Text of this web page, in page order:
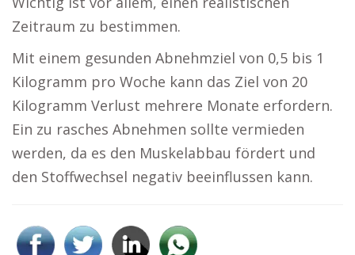
Zeitraum zu bestimmen.
Mit einem gesunden Abnehmziel von 0,5 bis 1
Kilogramm pro Woche kann das Ziel von 20
Kilogramm Verlust mehrere Monate erfordern.
Ein zu rasches Abnehmen sollte vermieden
werden, da es den Muskelabbau fördert und
den Stoffwechsel negativ beeinflussen kann.